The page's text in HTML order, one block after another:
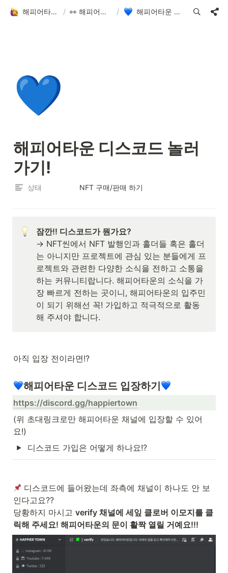
해피어타운 입주민 되고 싶은 사람?! / 👀 해피어타운 NFT에 대한 모든 것! / 해피어타운 디스코드 놀러가기!
💙
해피어타운 디스코드 놀러
가기!
상태 NFT 구매/판매 하기
잠깐!! 디스코드가 뭔가요?
→ NFT씬에서 NFT 발행인과 홀더들 혹은 홀더
는 아니지만 프로젝트에 관심 있는 분들에게 프
로젝트와 관련한 다양한 소식을 전하고 소통을
하는 커뮤니티랍니다. 해피어타운의 소식을 가
장 빠르게 전하는 곳이니, 해피어타운의 입주민
이 되기 위해선 꼭! 가입하고 적극적으로 활동
해 주셔야 합니다.
아직 입장 전이라면!?
해피어타운 디스코드 입장하기
https://discord.gg/happiertown
(위 초대링크로만 해피어타운 채널에 입장할 수 있어
요!)
디스코드 가입은 어떻게 하나요!?
디스코드에 들어왔는데 좌측에 채널이 하나도 안 보
인다고요??
당황하지 마시고 verify 채널에 세잎 클로버 이모지를 클
릭해 주세요! 해피어타운의 문이 활짝 열릴 거예요!!!